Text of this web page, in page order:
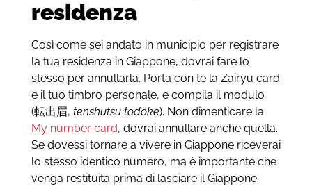
residenza
Così come sei andato in municipio per registrare
la tua residenza in Giappone, dovrai fare lo
stesso per annullarla. Porta con te la Zairyu card
e il tuo timbro personale, e compila il modulo
(転出届, tenshutsu todoke). Non dimenticare la
My number card, dovrai annullare anche quella.
Se dovessi tornare a vivere in Giappone riceverai
lo stesso identico numero, ma è importante che
venga restituita prima di lasciare il Giappone.